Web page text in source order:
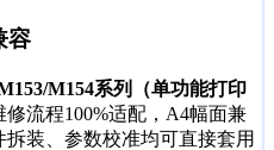
容
M154系列（单功能打印
修流程100%适配，A4幅面兼
装、参数校准均可直接套用